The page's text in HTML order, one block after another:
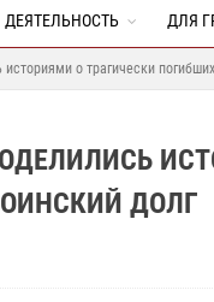
ДЕЯТЕЛЬНОСТЬ ДЛЯ
о трагически
ДОЛГ